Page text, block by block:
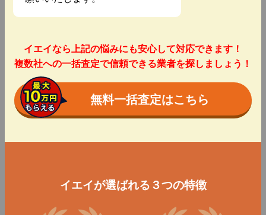
イエイなら上記の悩みにも安心して対応できます！
複数社への一括査定で信頼できる業者を探しましょう！
無料一括査定はこちら
イエイが選ばれる３つの特徴